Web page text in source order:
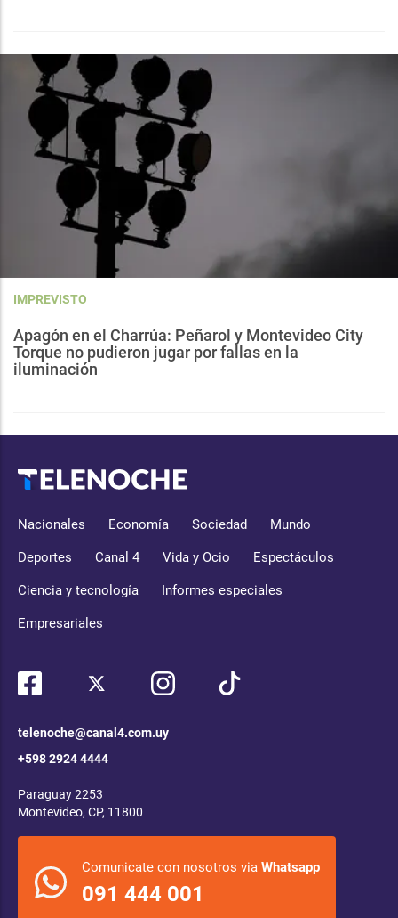
IMPREVISTO
Apagón en el Charrúa: Peñarol y Montevideo City
Torque no pudieron jugar por fallas en la
iluminación
Nacionales Economía Sociedad Mundo
Deportes Canal 4 Vida y Ocio Espectáculos
Ciencia y tecnología Informes especiales
Empresariales
telenoche@canal4.com.uy
+598 2924 4444
Paraguay 2253
Montevideo, CP, 11800
Comunicate con nosotros via Whatsapp
091 444 001